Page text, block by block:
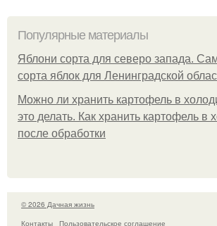
Популярные материалы
Яблони сорта для северо запада.
сорта яблок для Ленинградской
Можно ли хранить картофель в
это делать. Как хранить картофель в
после обработки
© 2026 Дачная жизнь
Контакты
Пользовательское соглашение